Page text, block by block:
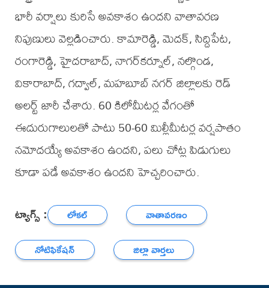
భారీ వర్షాలు కురిసే అవకాశం ఉందని వాతావరణ
నిపుణులు వెల్లడించారు. కామారెడ్డి, మెదక్, సిద్దిపేట,
రంగారెడ్డి, హైదరాబాద్, నాగర్‌కర్నూల్, నల్గొండ,
వికారాబాద్, గద్వాల్, మహబూబ్ నగర్ జిల్లాలకు రెడ్
అలర్ట్ జారీ చేశారు. 60 కిలోమీటర్ల వేగంతో
ఈదురుగాలులతో పాటు 50-60 మిల్లీమీటర్ల వర్షపాతం
నమోదయ్యే అవకాశం ఉందని, పలు చోట్ల పిడుగులు
కూడా పడే అవకాశం ఉందని హెచ్చరించారు.
ట్యాగ్స్ : లోకల్
వాతావరణం
నోటిఫికేషన్
జిల్లా వార్తలు